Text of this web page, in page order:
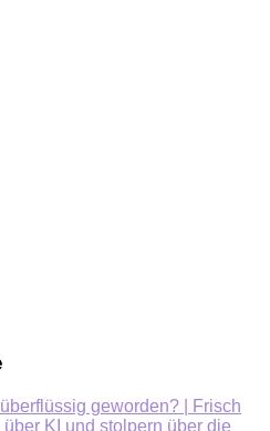
geworden? | Frisch
KI und stolpern über die